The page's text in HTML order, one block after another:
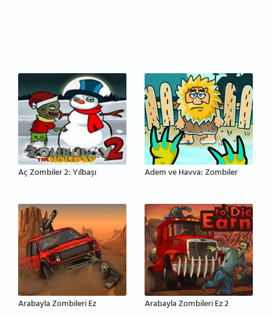
Aç Zombiler 2: Yılbaşı Adem ve Havva: Zombiler
Arabayla Zombileri Ez Arabayla Zombileri Ez 2